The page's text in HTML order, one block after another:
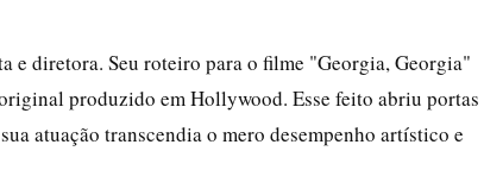
e diretora. Seu roteiro para o filme "Georgia, Georgia"
produzido em Hollywood. Esse feito abriu portas
atuação transcendia o mero desempenho artístico e